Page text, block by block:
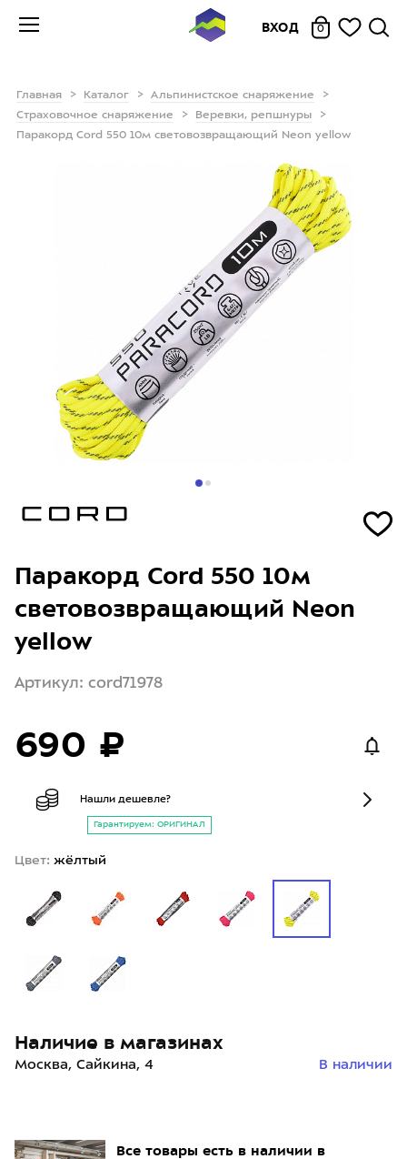
ВХОД 0
Главная Каталог
Альпинистское снаряжение
Страховочное снаряжение
Веревки, репшнуры
Паракорд Cord 550 10м световозвращающий Neon yellow
Все товары есть в наличии в
Паракорд Cord 550 10м
световозвращающий Neon
yellow
Артикул: cord71978
690 ₽
Нашли дешевле?
Гарантируем: ОРИГИНАЛ
Цвет: жёлтый
Наличие в магазинах
Москва, Сайкина, 4 В наличии